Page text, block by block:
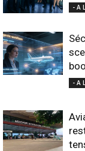
- A
- A